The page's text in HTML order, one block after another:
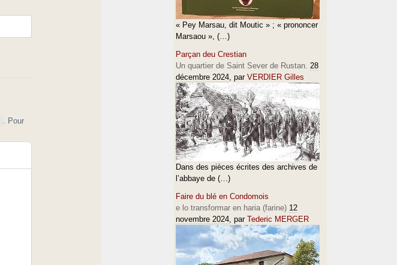
. Pour
« Pey Marsau, dit Moutic » ; « prononcer
Marsaou », (…)
Parçan deu Crestian
Un quartier de Saint Sever de Rustan. 28
décembre 2024, par VERDIER Gilles
Dans des pièces écrites des archives de
l’abbaye de (…)
Faire du blé en Condomois
e lo transformar en haria (farine) 12
novembre 2024, par Tederic MERGER